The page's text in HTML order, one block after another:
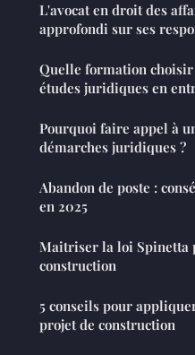
L'avocat en droit des
approfondi sur ses
Quelle formation
études juridiques en
Pourquoi faire appel à
démarches juridiques ?
Abandon de poste :
en 2025
Maitriser la loi Spinetta
construction
5 conseils pour
projet de construction